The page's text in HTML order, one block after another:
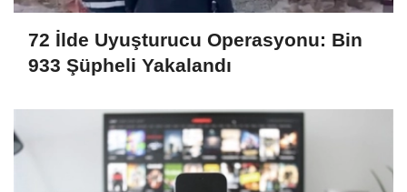
72 İlde Uyuşturucu Operasyonu: Bin
933 Şüpheli Yakalandı